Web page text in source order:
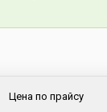
Цена по прайсу